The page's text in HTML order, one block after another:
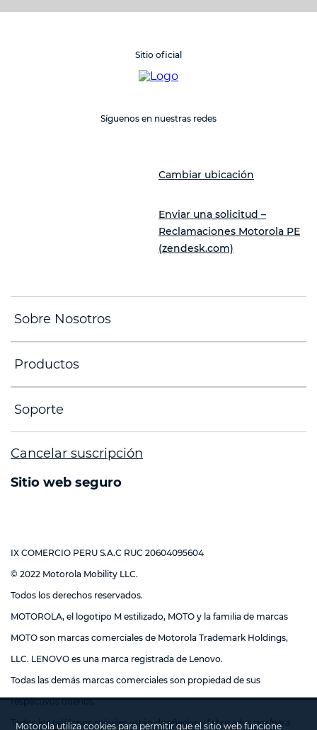
Motorola utiliza cookies para permitir que el sitio web funcione
Sitio oficial
Síguenos en nuestras redes
Cambiar ubicación
Enviar una solicitud –
Reclamaciones Motorola PE
(zendesk.com)
Sobre Nosotros
Productos
Soporte
Cancelar suscripción
Sitio web seguro
IX COMERCIO PERU S.A.C RUC 20604095604
© 2022 Motorola Mobility LLC.
Todos los derechos reservados.
MOTOROLA, el logotipo M estilizado, MOTO y la familia de marcas
MOTO son marcas comerciales de Motorola Trademark Holdings,
LLC. LENOVO es una marca registrada de Lenovo.
Todas las demás marcas comerciales son propiedad de sus
Todos los teléfonos móviles están diseñados y fabricados por/para